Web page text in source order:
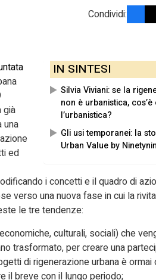
Condividi:
IN SINTESI
Silvia Viviani: se la
non è urbanistica, cos’è
l’urbanistica?
Gli usi temporanei: la
Urban Value by
già
una
ed
i concetti e il quadro di
verso una nuova fase in cui la
le tre tendenze:
culturali, sociali) che
trasformato, per creare una
di rigenerazione urbana è
il breve con il lungo periodo;